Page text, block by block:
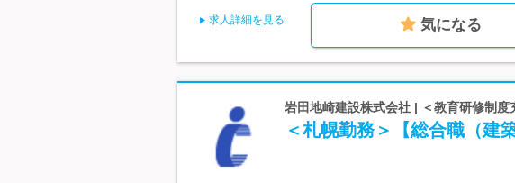
求人詳細を見る 気になる
岩田地崎建設株式会社 | ＜教育研修制
＜札幌勤務＞【総合職（